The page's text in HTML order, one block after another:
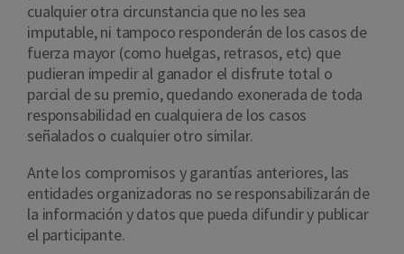
cualquier otra circunstancia que no les sea
imputable, ni tampoco responderán de los casos de
fuerza mayor (como huelgas, retrasos, etc) que
pudieran impedir al ganador el disfrute total o
parcial de su premio, quedando exonerada de toda
responsabilidad en cualquiera de los casos
señalados o cualquier otro similar.
Ante los compromisos y garantías anteriores, las
entidades organizadoras no se responsabilizarán de
la información y datos que pueda difundir y publicar
el participante.